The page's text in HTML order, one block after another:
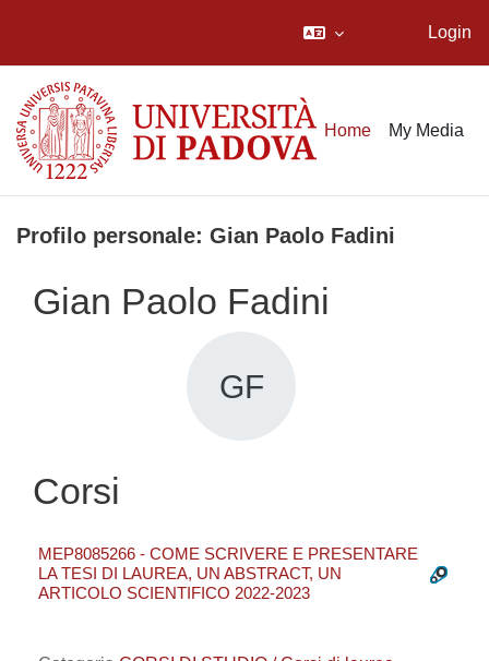
Login
Home My Media
Profilo personale: Gian Paolo Fadini
Gian Paolo Fadini
GF
Corsi
MEP8085266 - COME SCRIVERE E PRESENTARE
LA TESI DI LAUREA, UN ABSTRACT, UN
ARTICOLO SCIENTIFICO 2022-2023